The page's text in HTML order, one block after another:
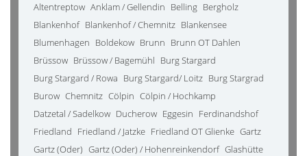
Altentreptow Anklam / Gellendin Belling Bergholz
Blankenhof Blankenhof / Chemnitz Blankensee
Blumenhagen Boldekow Brunn Brunn OT Dahlen
Brüssow Brüssow / Bagemühl Burg Stargard
Burg Stargard / Rowa Burg Stargard/ Loitz Burg Stargrad
Burow Chemnitz Cölpin Cölpin / Hochkamp
Datzetal / Sadelkow Ducherow Eggesin Ferdinandshof
Friedland Friedland / Jatzke Friedland OT Glienke Gartz
Gartz (Oder) Gartz (Oder) / Hohenreinkendorf Glashütte